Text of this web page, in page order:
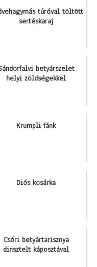
túróval töltött
sertéskaraj
betyárszelet
helyi zöldségekkel
Krumpli fánk
Diós kosárka
Csóri betyártarisznya
dinsztelt káposztával